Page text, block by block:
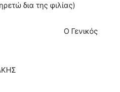
φιλίας)
Ο Γενικός